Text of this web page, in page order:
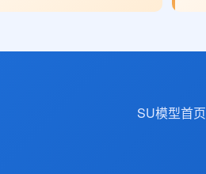
SU模型首页